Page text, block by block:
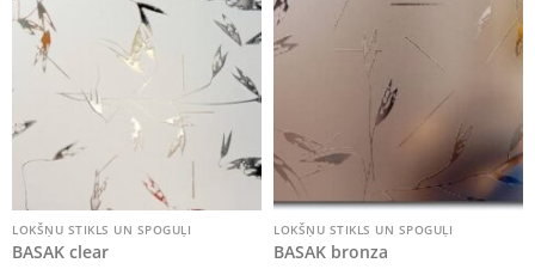
LOKŠŅU STIKLS UN SPOGUĻI
BASAK clear
LOKŠŅU STIKLS UN SPOGUĻI
BASAK bronza